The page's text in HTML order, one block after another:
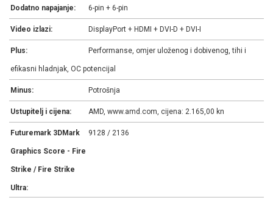
Dodatno napajanje: 6-pin + 6-pin
Video izlazi: DisplayPort + HDMI + DVI-D + DVI-I
Plus: Performanse, omjer uloženog i dobivenog, tihi i
efikasni hladnjak, OC potencijal
Minus: Potrošnja
Ustupitelj i cijena: AMD, www.amd.com, cijena: 2.165,00 kn
Futuremark 3DMark
Graphics Score - Fire
Strike / Fire Strike
Ultra:
9128 / 2136